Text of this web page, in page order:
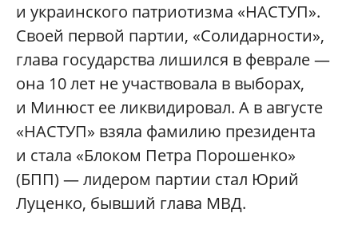
и украинского патриотизма «НАСТУП».
Своей первой партии, «Солидарности»,
глава государства лишился в феврале —
она 10 лет не участвовала в выборах,
и Минюст ее ликвидировал. А в августе
«НАСТУП» взяла фамилию президента
и стала «Блоком Петра Порошенко»
(БПП) — лидером партии стал Юрий
Луценко, бывший глава МВД.